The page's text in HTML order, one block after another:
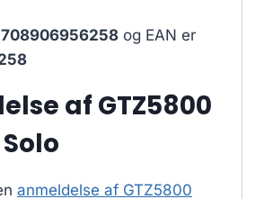
og EAN er
af GTZ5800
anmeldelse af GTZ5800